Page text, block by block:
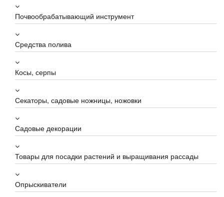
Почвообрабатывающий инструмент
Средства полива
Косы, серпы
Секаторы, садовые ножницы, ножовки
Садовые декорации
Товары для посадки растений и выращивания рассады
Опрыскиватели